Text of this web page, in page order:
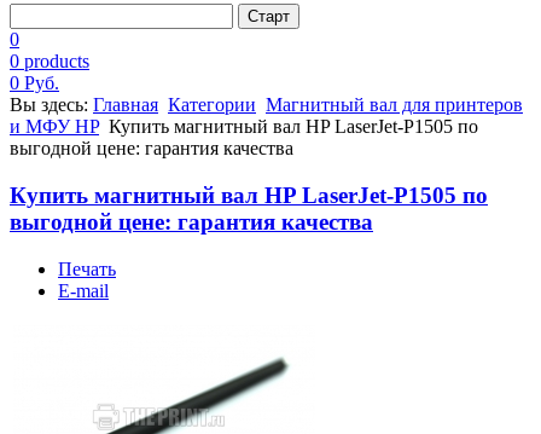
0
0 products
0 Руб.
Вы здесь: Главная Категории Магнитный вал для принтеров
и МФУ HP Купить магнитный вал HP LaserJet-P1505 по
выгодной цене: гарантия качества
Купить магнитный вал HP LaserJet-P1505 по
выгодной цене: гарантия качества
Печать
E-mail